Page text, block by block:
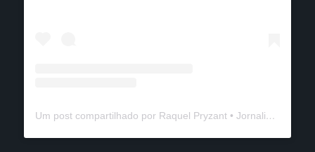
Um post compartilhado por Raquel Pryzant • Jornalismo de Viagem (@solanomundo)